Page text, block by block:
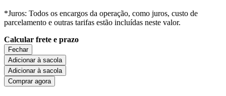
*Juros: Todos os encargos da operação, como juros, custo de
parcelamento e outras tarifas estão incluídas neste valor.
Calcular frete e prazo
Fechar
Adicionar à sacola
Adicionar à sacola
Comprar agora